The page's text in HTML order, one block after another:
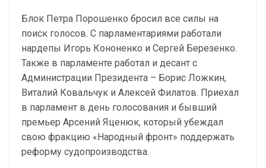
Блок Петра Порошенко бросил все силы на
поиск голосов. С парламентариями работали
нардепы Игорь Кононенко и Сергей Березенко.
Также в парламенте работал и десант с
Администрации Президента – Борис Ложкин,
Виталий Ковальчук и Алексей Филатов. Приехал
в парламент в день голосования и бывший
премьер Арсений Яценюк, который убеждал
свою фракцию «Народный фронт» поддержать
реформу судопроизводства.